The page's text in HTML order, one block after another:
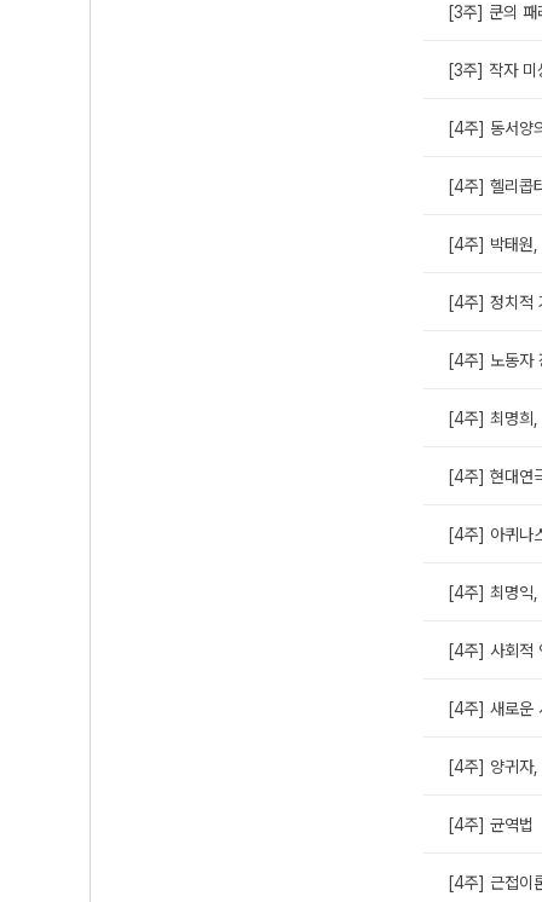
[3주] 쿤의 패
[3주] 작자
[4주] 동서양
[4주] 헬리콥
[4주] 박태원
[4주] 정치적
[4주] 노동자
[4주] 최명희
[4주] 현대연
[4주] 아퀴나
[4주] 최명익
[4주] 사회적
[4주] 새로운
[4주] 양귀자
[4주] 균역법
[4주] 근접이